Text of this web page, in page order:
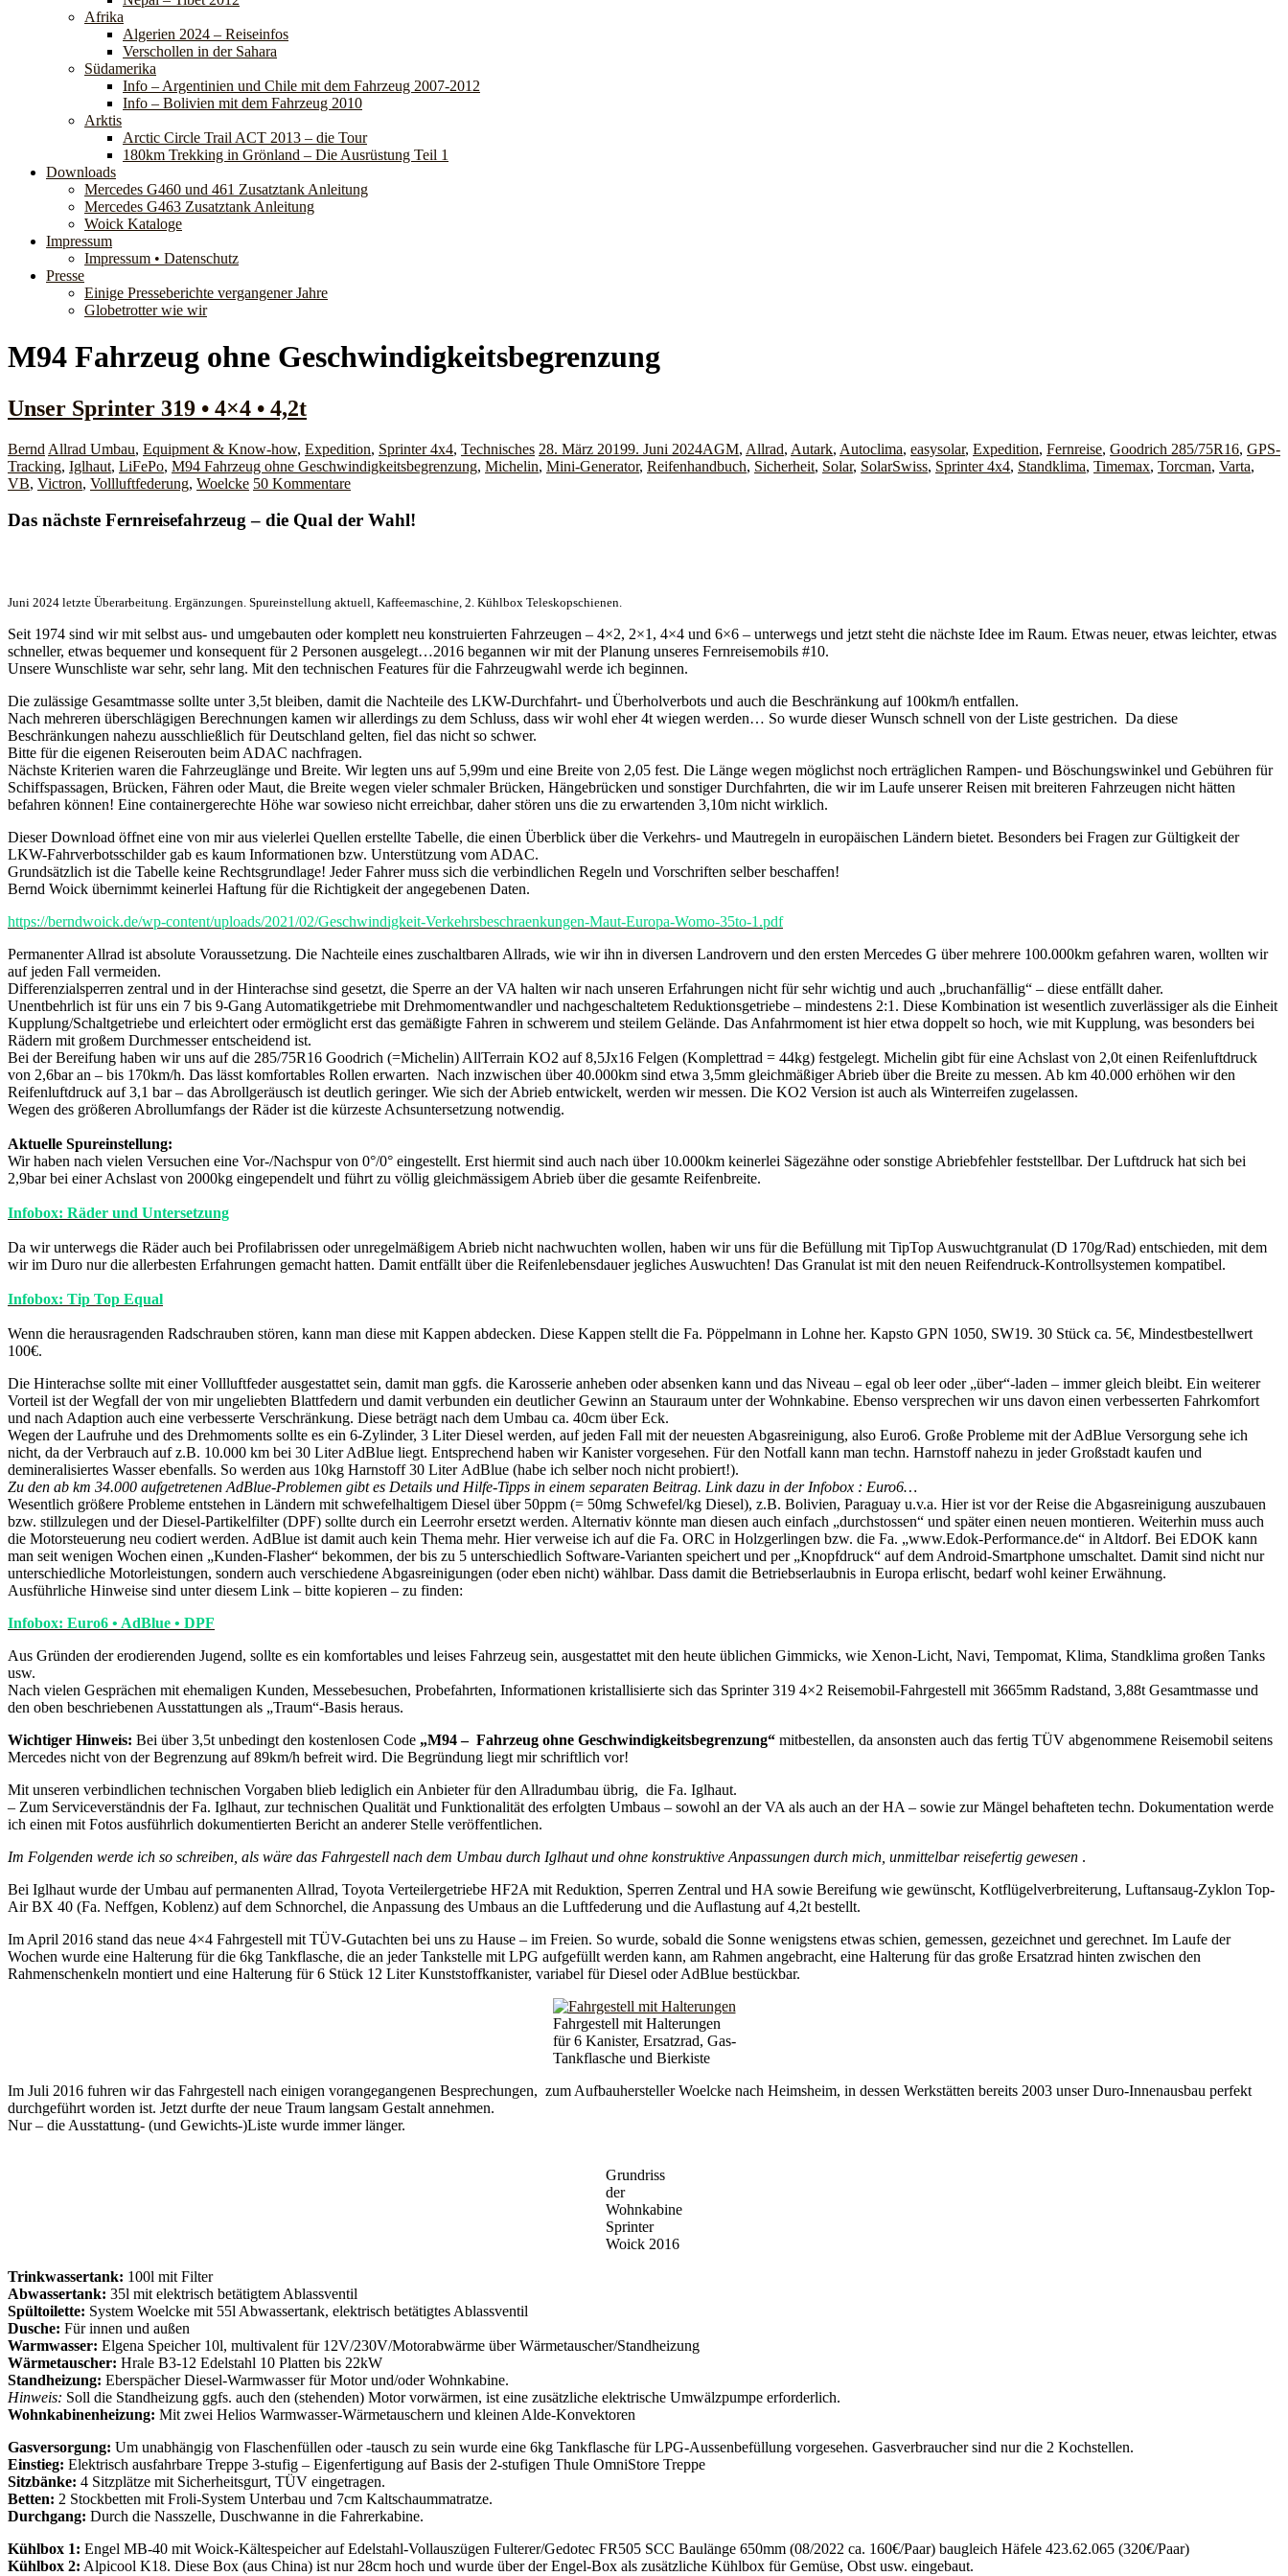
Afrika
Algerien 2024 – Reiseinfos
Verschollen in der Sahara
Südamerika
Info – Argentinien und Chile mit dem Fahrzeug 2007-2012
Info – Bolivien mit dem Fahrzeug 2010
Arktis
Arctic Circle Trail ACT 2013 – die Tour
180km Trekking in Grönland – Die Ausrüstung Teil 1
Downloads
Mercedes G460 und 461 Zusatztank Anleitung
Mercedes G463 Zusatztank Anleitung
Woick Kataloge
Impressum
Impressum • Datenschutz
Presse
Einige Presseberichte vergangener Jahre
Globetrotter wie wir
M94 Fahrzeug ohne Geschwindigkeitsbegrenzung
Unser Sprinter 319 • 4×4 • 4,2t
Bernd Allrad Umbau, Equipment & Know-how, Expedition, Sprinter 4x4, Technisches 28. März 20199. Juni 2024AGM, Allrad, Autark, Autoclima, easysolar, Expedition, Fernreise, Goodrich 285/75R16, GPS-
Tracking, Iglhaut, LiFePo, M94 Fahrzeug ohne Geschwindigkeitsbegrenzung, Michelin, Mini-Generator, Reifenhandbuch, Sicherheit, Solar, SolarSwiss, Sprinter 4x4, Standklima, Timemax, Torcman, Varta,
VB, Victron, Vollluftfederung, Woelcke 50 Kommentare
Das nächste Fernreisefahrzeug – die Qual der Wahl!
Juni 2024 letzte Überarbeitung. Ergänzungen. Spureinstellung aktuell, Kaffeemaschine, 2. Kühlbox Teleskopschienen.
Seit 1974 sind wir mit selbst aus- und umgebauten oder komplett neu konstruierten Fahrzeugen – 4×2, 2×1, 4×4 und 6×6 – unterwegs und jetzt steht die nächste Idee im Raum. Etwas neuer, etwas leichter, etwas
schneller, etwas bequemer und konsequent für 2 Personen ausgelegt…2016 begannen wir mit der Planung unseres Fernreisemobils #10.
Unsere Wunschliste war sehr, sehr lang. Mit den technischen Features für die Fahrzeugwahl werde ich beginnen.
Die zulässige Gesamtmasse sollte unter 3,5t bleiben, damit die Nachteile des LKW-Durchfahrt- und Überholverbots und auch die Beschränkung auf 100km/h entfallen.
Nach mehreren überschlägigen Berechnungen kamen wir allerdings zu dem Schluss, dass wir wohl eher 4t wiegen werden… So wurde dieser Wunsch schnell von der Liste gestrichen. Da diese
Beschränkungen nahezu ausschließlich für Deutschland gelten, fiel das nicht so schwer.
Bitte für die eigenen Reiserouten beim ADAC nachfragen.
Nächste Kriterien waren die Fahrzeuglänge und Breite. Wir legten uns auf 5,99m und eine Breite von 2,05 fest. Die Länge wegen möglichst noch erträglichen Rampen- und Böschungswinkel und Gebühren für
Schiffspassagen, Brücken, Fähren oder Maut, die Breite wegen vieler schmaler Brücken, Hängebrücken und sonstiger Durchfahrten, die wir im Laufe unserer Reisen mit breiteren Fahrzeugen nicht hätten
befahren können! Eine containergerechte Höhe war sowieso nicht erreichbar, daher stören uns die zu erwartenden 3,10m nicht wirklich.
Dieser Download öffnet eine von mir aus vielerlei Quellen erstellte Tabelle, die einen Überblick über die Verkehrs- und Mautregeln in europäischen Ländern bietet. Besonders bei Fragen zur Gültigkeit der
LKW-Fahrverbotsschilder gab es kaum Informationen bzw. Unterstützung vom ADAC.
Grundsätzlich ist die Tabelle keine Rechtsgrundlage! Jeder Fahrer muss sich die verbindlichen Regeln und Vorschriften selber beschaffen!
Bernd Woick übernimmt keinerlei Haftung für die Richtigkeit der angegebenen Daten.
https://berndwoick.de/wp-content/uploads/2021/02/Geschwindigkeit-Verkehrsbeschraenkungen-Maut-Europa-Womo-35to-1.pdf
Permanenter Allrad ist absolute Voraussetzung. Die Nachteile eines zuschaltbaren Allrads, wie wir ihn in diversen Landrovern und den ersten Mercedes G über mehrere 100.000km gefahren waren, wollten wir
auf jeden Fall vermeiden.
Differenzialsperren zentral und in der Hinterachse sind gesetzt, die Sperre an der VA halten wir nach unseren Erfahrungen nicht für sehr wichtig und auch „bruchanfällig“ – diese entfällt daher.
Unentbehrlich ist für uns ein 7 bis 9-Gang Automatikgetriebe mit Drehmomentwandler und nachgeschaltetem Reduktionsgetriebe – mindestens 2:1. Diese Kombination ist wesentlich zuverlässiger als die Einheit
Kupplung/Schaltgetriebe und erleichtert oder ermöglicht erst das gemäßigte Fahren in schwerem und steilem Gelände. Das Anfahrmoment ist hier etwa doppelt so hoch, wie mit Kupplung, was besonders bei
Rädern mit großem Durchmesser entscheidend ist.
Bei der Bereifung haben wir uns auf die 285/75R16 Goodrich (=Michelin) AllTerrain KO2 auf 8,5Jx16 Felgen (Komplettrad = 44kg) festgelegt. Michelin gibt für eine Achslast von 2,0t einen Reifenluftdruck
von 2,6bar an – bis 170km/h. Das lässt komfortables Rollen erwarten. Nach inzwischen über 40.000km sind etwa 3,5mm gleichmäßiger Abrieb über die Breite zu messen. Ab km 40.000 erhöhen wir den
Reifenluftdruck auf 3,1 bar – das Abrollgeräusch ist deutlich geringer. Wie sich der Abrieb entwickelt, werden wir messen. Die KO2 Version ist auch als Winterreifen zugelassen.
Wegen des größeren Abrollumfangs der Räder ist die kürzeste Achsuntersetzung notwendig.
Aktuelle Spureinstellung:
Wir haben nach vielen Versuchen eine Vor-/Nachspur von 0°/0° eingestellt. Erst hiermit sind auch nach über 10.000km keinerlei Sägezähne oder sonstige Abriebfehler feststellbar. Der Luftdruck hat sich bei
2,9bar bei einer Achslast von 2000kg eingependelt und führt zu völlig gleichmässigem Abrieb über die gesamte Reifenbreite.
Infobox: Räder und Untersetzung
Da wir unterwegs die Räder auch bei Profilabrissen oder unregelmäßigem Abrieb nicht nachwuchten wollen, haben wir uns für die Befüllung mit TipTop Auswuchtgranulat (D 170g/Rad) entschieden, mit dem
wir im Duro nur die allerbesten Erfahrungen gemacht hatten. Damit entfällt über die Reifenlebensdauer jegliches Auswuchten! Das Granulat ist mit den neuen Reifendruck-Kontrollsystemen kompatibel.
Infobox: Tip Top Equal
Wenn die herausragenden Radschrauben stören, kann man diese mit Kappen abdecken. Diese Kappen stellt die Fa. Pöppelmann in Lohne her. Kapsto GPN 1050, SW19. 30 Stück ca. 5€, Mindestbestellwert
100€.
Die Hinterachse sollte mit einer Vollluftfeder ausgestattet sein, damit man ggfs. die Karosserie anheben oder absenken kann und das Niveau – egal ob leer oder „über“-laden – immer gleich bleibt. Ein weiterer
Vorteil ist der Wegfall der von mir ungeliebten Blattfedern und damit verbunden ein deutlicher Gewinn an Stauraum unter der Wohnkabine. Ebenso versprechen wir uns davon einen verbesserten Fahrkomfort
und nach Adaption auch eine verbesserte Verschränkung. Diese beträgt nach dem Umbau ca. 40cm über Eck.
Wegen der Laufruhe und des Drehmoments sollte es ein 6-Zylinder, 3 Liter Diesel werden, auf jeden Fall mit der neuesten Abgasreinigung, also Euro6. Große Probleme mit der AdBlue Versorgung sehe ich
nicht, da der Verbrauch auf z.B. 10.000 km bei 30 Liter AdBlue liegt. Entsprechend haben wir Kanister vorgesehen. Für den Notfall kann man techn. Harnstoff nahezu in jeder Großstadt kaufen und
demineralisiertes Wasser ebenfalls. So werden aus 10kg Harnstoff 30 Liter AdBlue (habe ich selber noch nicht probiert!).
Zu den ab km 34.000 aufgetretenen AdBlue-Problemen gibt es Details und Hilfe-Tipps in einem separaten Beitrag. Link dazu in der Infobox : Euro6…
Wesentlich größere Probleme entstehen in Ländern mit schwefelhaltigem Diesel über 50ppm (= 50mg Schwefel/kg Diesel), z.B. Bolivien, Paraguay u.v.a. Hier ist vor der Reise die Abgasreinigung auszubauen
bzw. stillzulegen und der Diesel-Partikelfilter (DPF) sollte durch ein Leerrohr ersetzt werden. Alternativ könnte man diesen auch einfach „durchstossen“ und später einen neuen montieren. Weiterhin muss auch
die Motorsteuerung neu codiert werden. AdBlue ist damit auch kein Thema mehr. Hier verweise ich auf die Fa. ORC in Holzgerlingen bzw. die Fa. „www.Edok-Performance.de“ in Altdorf. Bei EDOK kann
man seit wenigen Wochen einen „Kunden-Flasher“ bekommen, der bis zu 5 unterschiedlich Software-Varianten speichert und per „Knopfdruck“ auf dem Android-Smartphone umschaltet. Damit sind nicht nur
unterschiedliche Motorleistungen, sondern auch verschiedene Abgasreinigungen (oder eben nicht) wählbar. Dass damit die Betriebserlaubnis in Europa erlischt, bedarf wohl keiner Erwähnung.
Ausführliche Hinweise sind unter diesem Link – bitte kopieren – zu finden:
Infobox: Euro6 • AdBlue • DPF
Aus Gründen der erodierenden Jugend, sollte es ein komfortables und leises Fahrzeug sein, ausgestattet mit den heute üblichen Gimmicks, wie Xenon-Licht, Navi, Tempomat, Klima, Standklima großen Tanks
usw.
Nach vielen Gesprächen mit ehemaligen Kunden, Messebesuchen, Probefahrten, Informationen kristallisierte sich das Sprinter 319 4×2 Reisemobil-Fahrgestell mit 3665mm Radstand, 3,88t Gesamtmasse und
den oben beschriebenen Ausstattungen als „Traum“-Basis heraus.
Wichtiger Hinweis: Bei über 3,5t unbedingt den kostenlosen Code „M94 – Fahrzeug ohne Geschwindigkeitsbegrenzung“ mitbestellen, da ansonsten auch das fertig TÜV abgenommene Reisemobil seitens
Mercedes nicht von der Begrenzung auf 89km/h befreit wird. Die Begründung liegt mir schriftlich vor!
Mit unseren verbindlichen technischen Vorgaben blieb lediglich ein Anbieter für den Allradumbau übrig, die Fa. Iglhaut.
– Zum Serviceverständnis der Fa. Iglhaut, zur technischen Qualität und Funktionalität des erfolgten Umbaus – sowohl an der VA als auch an der HA – sowie zur Mängel behafteten techn. Dokumentation werde
ich einen mit Fotos ausführlich dokumentierten Bericht an anderer Stelle veröffentlichen.
Im Folgenden werde ich so schreiben, als wäre das Fahrgestell nach dem Umbau durch Iglhaut und ohne konstruktive Anpassungen durch mich, unmittelbar reisefertig gewesen .
Bei Iglhaut wurde der Umbau auf permanenten Allrad, Toyota Verteilergetriebe HF2A mit Reduktion, Sperren Zentral und HA sowie Bereifung wie gewünscht, Kotflügelverbreiterung, Luftansaug-Zyklon Top-
Air BX 40 (Fa. Neffgen, Koblenz) auf dem Schnorchel, die Anpassung des Umbaus an die Luftfederung und die Auflastung auf 4,2t bestellt.
Im April 2016 stand das neue 4×4 Fahrgestell mit TÜV-Gutachten bei uns zu Hause – im Freien. So wurde, sobald die Sonne wenigstens etwas schien, gemessen, gezeichnet und gerechnet. Im Laufe der
Wochen wurde eine Halterung für die 6kg Tankflasche, die an jeder Tankstelle mit LPG aufgefüllt werden kann, am Rahmen angebracht, eine Halterung für das große Ersatzrad hinten zwischen den
Rahmenschenkeln montiert und eine Halterung für 6 Stück 12 Liter Kunststoffkanister, variabel für Diesel oder AdBlue bestückbar.
Fahrgestell mit Halterungen
für 6 Kanister, Ersatzrad, Gas-
Tankflasche und Bierkiste
Im Juli 2016 fuhren wir das Fahrgestell nach einigen vorangegangenen Besprechungen, zum Aufbauhersteller Woelcke nach Heimsheim, in dessen Werkstätten bereits 2003 unser Duro-Innenausbau perfekt
durchgeführt worden ist. Jetzt durfte der neue Traum langsam Gestalt annehmen.
Nur – die Ausstattung- (und Gewichts-)Liste wurde immer länger.
Grundriss
der
Wohnkabine
Sprinter
Woick 2016
Trinkwassertank: 100l mit Filter
Abwassertank: 35l mit elektrisch betätigtem Ablassventil
Spültoilette: System Woelcke mit 55l Abwassertank, elektrisch betätigtes Ablassventil
Dusche: Für innen und außen
Warmwasser: Elgena Speicher 10l, multivalent für 12V/230V/Motorabwärme über Wärmetauscher/Standheizung
Wärmetauscher: Hrale B3-12 Edelstahl 10 Platten bis 22kW
Standheizung: Eberspächer Diesel-Warmwasser für Motor und/oder Wohnkabine.
Hinweis: Soll die Standheizung ggfs. auch den (stehenden) Motor vorwärmen, ist eine zusätzliche elektrische Umwälzpumpe erforderlich.
Wohnkabinenheizung: Mit zwei Helios Warmwasser-Wärmetauschern und kleinen Alde-Konvektoren
Gasversorgung: Um unabhängig von Flaschenfüllen oder -tausch zu sein wurde eine 6kg Tankflasche für LPG-Aussenbefüllung vorgesehen. Gasverbraucher sind nur die 2 Kochstellen.
Einstieg: Elektrisch ausfahrbare Treppe 3-stufig – Eigenfertigung auf Basis der 2-stufigen Thule OmniStore Treppe
Sitzbänke: 4 Sitzplätze mit Sicherheitsgurt, TÜV eingetragen.
Betten: 2 Stockbetten mit Froli-System Unterbau und 7cm Kaltschaummatratze.
Durchgang: Durch die Nasszelle, Duschwanne in die Fahrerkabine.
Kühlbox 1: Engel MB-40 mit Woick-Kältespeicher auf Edelstahl-Vollauszügen Fulterer/Gedotec FR505 SCC Baulänge 650mm (08/2022 ca. 160€/Paar) baugleich Häfele 423.62.065 (320€/Paar)
Kühlbox 2: Alpicool K18. Diese Box (aus China) ist nur 28cm hoch und wurde über der Engel-Box als zusätzliche Kühlbox für Gemüse, Obst usw. eingebaut.